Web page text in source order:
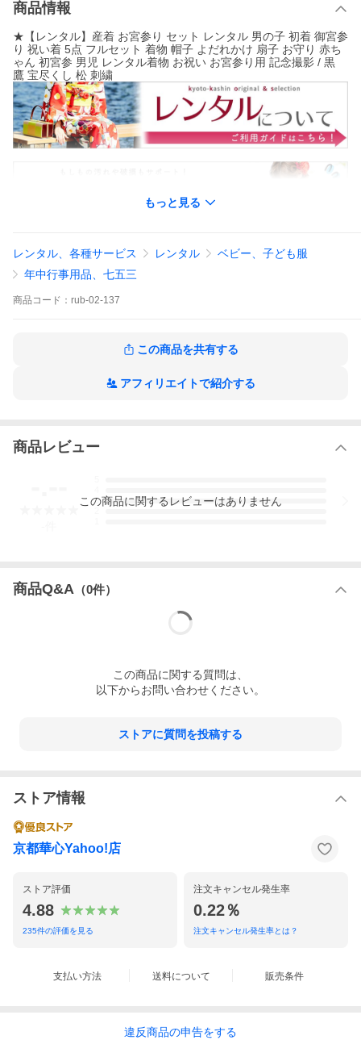
商品情報
★【レンタル】産着 お宮参り セット レンタル 男の子 初着 御宮参
り 祝い着 5点 フルセット 着物 帽子 よだれかけ 扇子 お守り 赤ち
ゃん 初宮参 男児 レンタル着物 お祝い お宮参り用 記念撮影 / 黒
鷹 宝尽くし 松 刺繍
もっと見る
レンタル、各種サービス レンタル
ベビー、子ども服
年中行事用品、七五三
商品 コード： rub-02-137
この商品を共有する
アフィリエイトで紹介する
商品レビュー
3
この商品に関するレビューはありません
商品Q&A （0件）
この商品に関する質問は、
以下からお問い合わせください。
ストアに質問を投稿する
ストア情報
京都華心Yahoo!店
ストア評価
4.88
235件の評価を見る
注文キャンセル発生率
0.22％
注文キャンセル発生率とは？
支払い方法 送料について 販売条件
違反商品の申告をする